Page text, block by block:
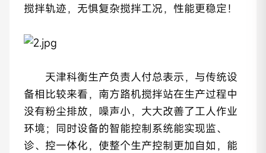
搅拌轨迹，无惧复杂搅拌工况，性能更稳定！
天津科衡生产负责人付总表示，与传统设
备相比较来看，南方路机搅拌站在生产过程中
没有粉尘排放，噪声小，大大改善了工人作业
环境；同时设备的智能控制系统能实现监、
诊、控一体化，使整个生产控制更加自如，能